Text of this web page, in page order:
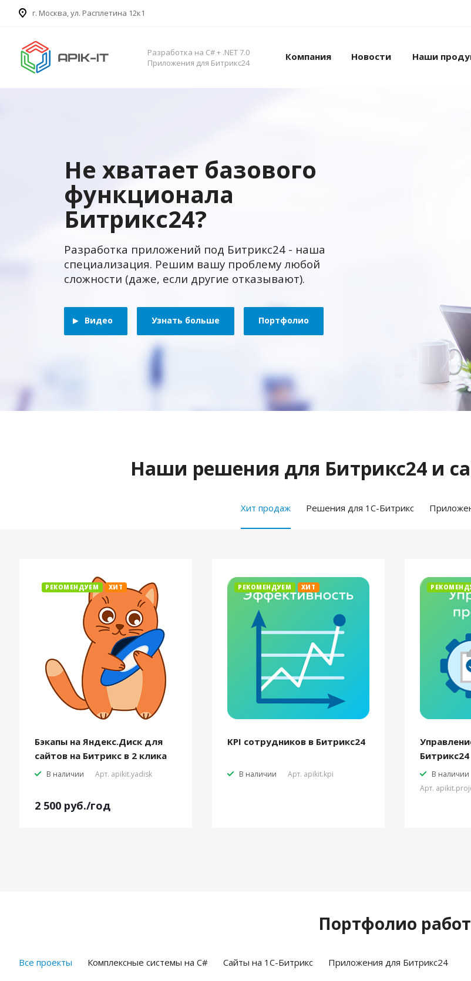
​г. Москва, ул. Расплетина 12к1
Разработка на C# + .NET 7.0
Приложения для Битрикс24
Компания Новости Наши
Не хватает базового
функционала
Битрикс24?
Разработка приложений под Битрикс24 - наша
специализация. Решим вашу проблему любой
сложности (даже, если другие отказывают).
Видео Узнать больше Портфолио
Наши решения для Битрикс24 и
Хит продаж Решения для 1С-Битрикс
РЕКОМЕНДУЕМ ХИТ
Бэкапы на Яндекс.Диск для
сайтов на Битрикс в 2 клика
В наличии Арт. apikit.yadisk
2 500 руб./год
РЕКОМЕНДУЕМ ХИТ
KPI сотрудников в Битрикс24
В наличии Арт. apikit.kpi
Битрикс24
В наличии
Арт.
Портфолио работ
Все проекты Комплексные системы на C# Cайты на 1С-Битрикс Приложения для Битрикс24